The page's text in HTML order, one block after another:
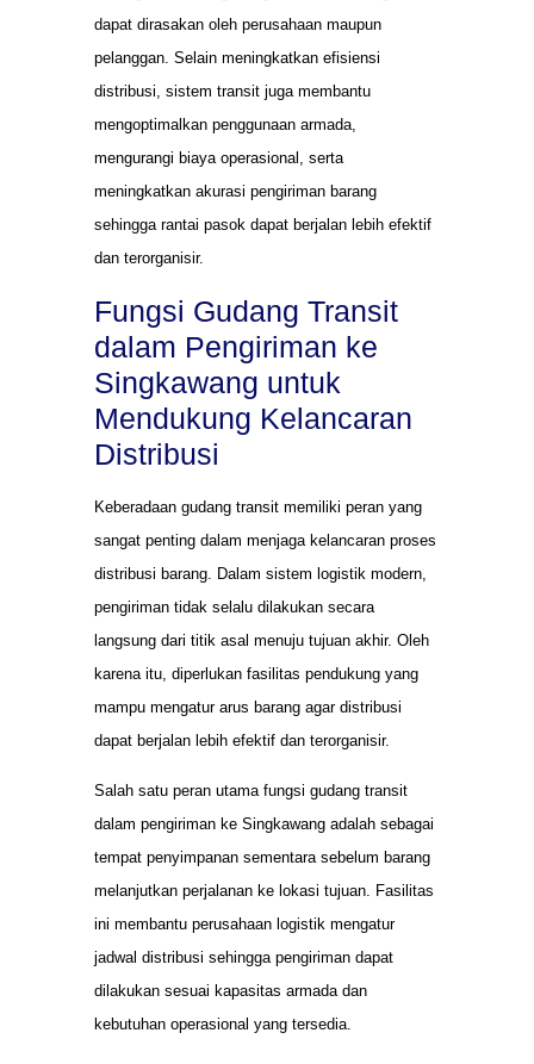
dapat dirasakan oleh perusahaan maupun
pelanggan. Selain meningkatkan efisiensi
distribusi, sistem transit juga membantu
mengoptimalkan penggunaan armada,
mengurangi biaya operasional, serta
meningkatkan akurasi pengiriman barang
sehingga rantai pasok dapat berjalan lebih efektif
dan terorganisir.
Fungsi Gudang Transit
dalam Pengiriman ke
Singkawang untuk
Mendukung Kelancaran
Distribusi
Keberadaan gudang transit memiliki peran yang
sangat penting dalam menjaga kelancaran proses
distribusi barang. Dalam sistem logistik modern,
pengiriman tidak selalu dilakukan secara
langsung dari titik asal menuju tujuan akhir. Oleh
karena itu, diperlukan fasilitas pendukung yang
mampu mengatur arus barang agar distribusi
dapat berjalan lebih efektif dan terorganisir.
Salah satu peran utama fungsi gudang transit
dalam pengiriman ke Singkawang adalah sebagai
tempat penyimpanan sementara sebelum barang
melanjutkan perjalanan ke lokasi tujuan. Fasilitas
ini membantu perusahaan logistik mengatur
jadwal distribusi sehingga pengiriman dapat
dilakukan sesuai kapasitas armada dan
kebutuhan operasional yang tersedia.